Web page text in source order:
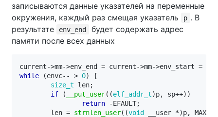
записываются данные указателей на переменные
окружения, каждый раз смещая указатель
p . В
результате
env_end
будет содержать адрес
памяти после всех данных
current->mm->env_end = current->mm->env_start =
while
(envc-- > 0)
{
size_t
len;
if
( __put_user((elf_addr_t)p, sp++))
return
-EFAULT;
len = strnlen_user((void __user *)p,